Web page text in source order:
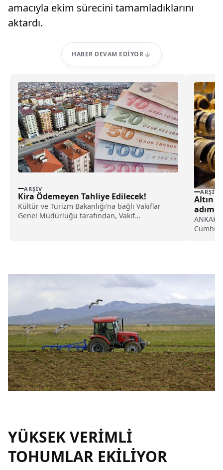
amacıyla ekim sürecini tamamladıklarını
aktardı.
HABER DEVAM EDIYOR
ARŞIV
Kira Ödemeyen Tahliye Edilecek!
Kültür ve Turizm Bakanlığı’na bağlı Vakıflar
Genel Müdürlüğü tarafından, Vakıf
ARŞIV
Altın
adım
YÜKSEK VERİMLİ
TOHUMLAR EKİLİYOR